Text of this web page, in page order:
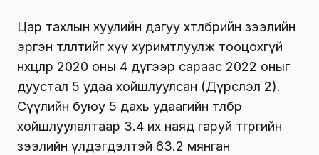
Цар тахлын хуулийн дагуу хөтөлбөрийн зээлийн
эргэн төлөлтийг хүү хуримтлуулж тооцохгүй
нөхцөлөөр 2020 оны 4 дүгээр сараас 2022 оныг
дуустал 5 удаа хойшлуулсан (Дүрслэл 2).
Сүүлийн буюу 5 дахь удаагийн төлбөр
хойшлуулалтаар 3.4 их наяд гаруй төгрөгийн
зээлийн үлдэгдэлтэй 63.2 мянган